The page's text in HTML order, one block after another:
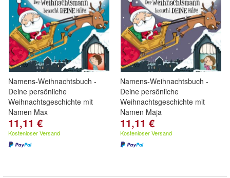
Namens-Weihnachtsbuch -
Deine persönliche
Weihnachtsgeschichte mit
Namen Max
11,11 €
Kostenloser Versand
Namens-Weihnachtsbuch -
Deine persönliche
Weihnachtsgeschichte mit
Namen Maja
11,11 €
Kostenloser Versand